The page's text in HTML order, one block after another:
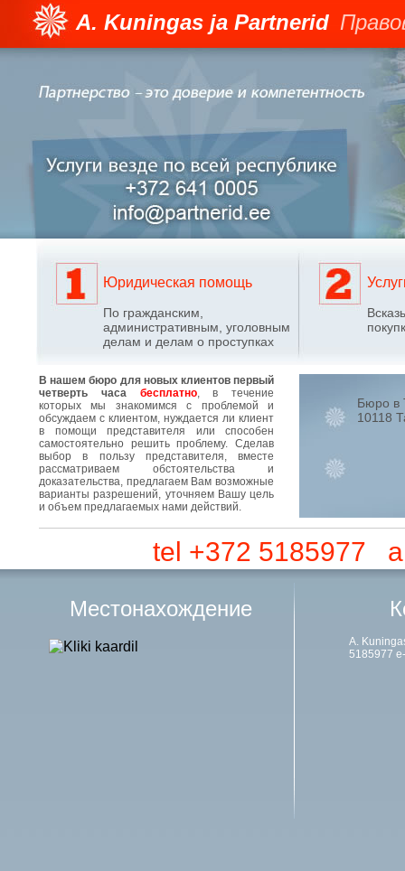
A. Kuningas ja Partnerid
Юридическая помощь
По гражданским,
административным, уголовным
делам и делам о проступках
В нашем бюро для новых клиентов первый
четверть часа бесплатно, в течение
которых мы знакомимся с проблемой и
обсуждаем с клиентом, нуждается ли клиент
в помощи представителя или способен
самостоятельно решить проблему. Сделав
выбор в пользу представителя, вместе
рассматриваем обстоятельства и
доказательства, предлагаем Вам возможные
варианты разрешений, уточняем Вашу цель
и объем предлагаемых нами действий.
Бюро в
10118
tel +372 5185977
Местонахождение
A.
5185977